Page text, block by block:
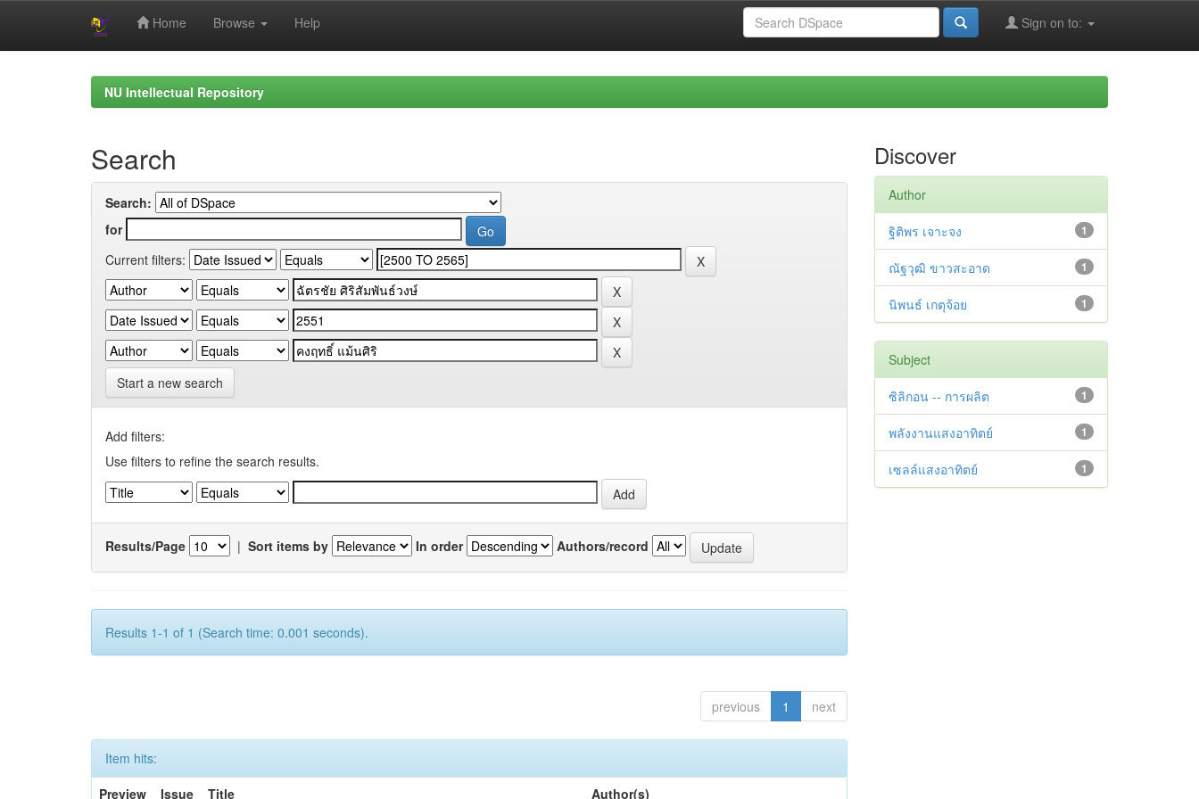
Home Browse Help Sign on to:
NU Intellectual Repository
Search
Search:
for
Current filters:
Start a new search
Add filters:
Use filters to refine the search results.
Results/Page | Sort items by In order Authors/record
Results 1-1 of 1 (Search time: 0.001 seconds).
previous 1 next
Item hits:
Preview
Issue Title Author(s)
Discover
Author
1
ฐิติพร เจาะจง
1
ณัฐวุฒิ ขาวสะอาด
1
นิพนธ์ เกตุจ้อย
Subject
1
ซิลิกอน -- การผลิต
1
พลังงานแสงอาทิตย์
1
เซลล์แสงอาทิตย์